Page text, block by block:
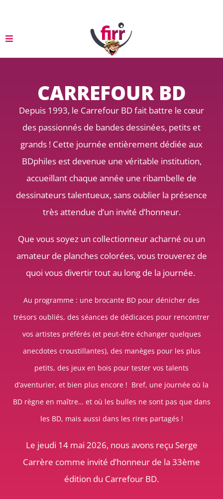
CARREFOUR BD
Depuis 1993, le Carrefour BD fait battre le cœur
des passionnés de bandes dessinées, petits et
grands ! Cette journée entièrement dédiée aux
BDphiles est devenue une véritable institution,
accueillant chaque année une ribambelle de
dessinateurs talentueux, sans oublier la présence
très attendue d’un invité d’honneur.
Que vous soyez un collectionneur acharné ou un
amateur de planches colorées, vous trouverez de
quoi vous divertir tout au long de la journée.
Au programme : une brocante BD pour dénicher des
trésors oubliés, des séances de dédicaces pour rencontrer
vos artistes préférés (et peut-être échanger quelques
anecdotes croustillantes), des manèges pour les plus
petits, des jeux en bois pour tester vos talents
d’aventurier, et bien plus encore ! Bref, une journée où la
BD règne en maître… et où les bulles ne sont pas que dans
les BD, mais aussi dans les rires partagés !
Le jeudi 14 mai 2026, nous avons reçu Serge
Carrère comme invité d’honneur de la 33ème
édition du Carrefour BD.